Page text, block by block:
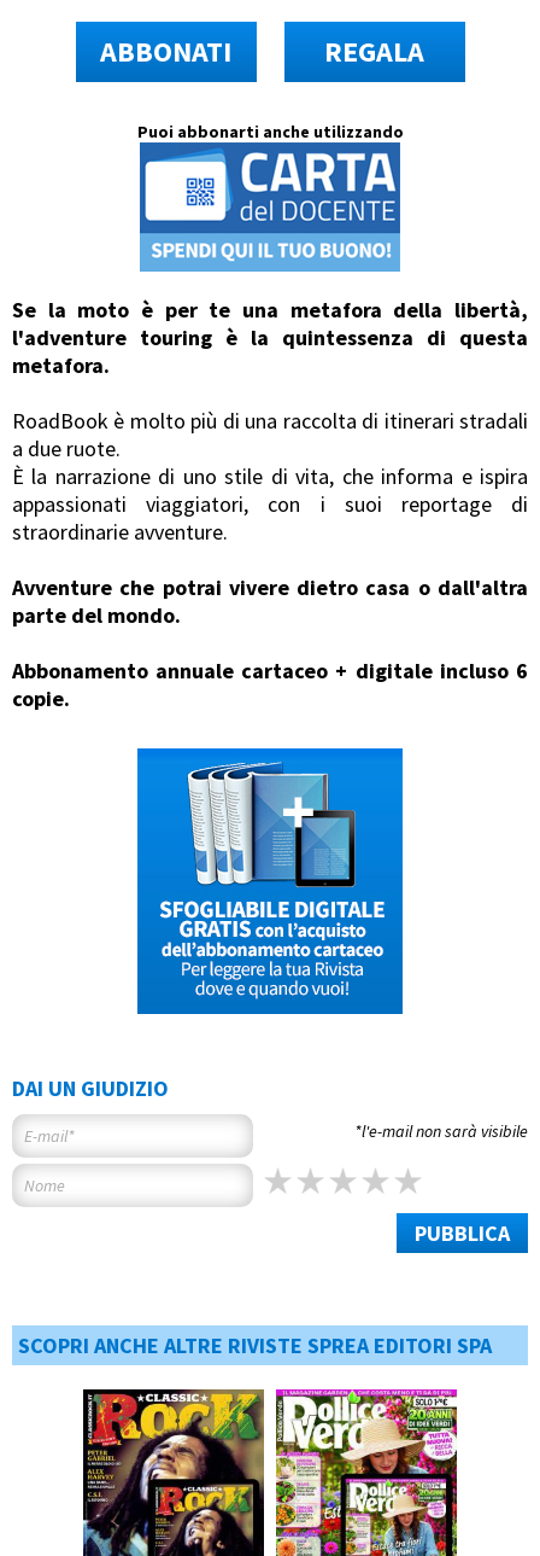
ABBONATI REGALA
Puoi abbonarti anche utilizzando
Se la moto è per te una metafora della libertà,
l'adventure touring è la quintessenza di questa
metafora.
RoadBook è molto più di una raccolta di itinerari stradali
a due ruote.
È la narrazione di uno stile di vita, che informa e ispira
appassionati viaggiatori, con i suoi reportage di
straordinarie avventure.
Avventure che potrai vivere dietro casa o dall'altra
parte del mondo.
Abbonamento annuale cartaceo + digitale incluso 6
copie.
DAI UN GIUDIZIO
*l'e-mail non sarà visibile
PUBBLICA
SCOPRI ANCHE ALTRE RIVISTE SPREA EDITORI SPA